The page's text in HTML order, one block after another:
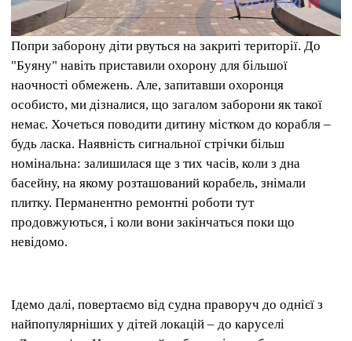
Попри заборону діти рвуться на закриті території. До
"Буяну" навіть приставили охорону для більшої
наочності обмежень. Але, запитавши охоронця
особисто, ми дізналися, що загалом заборони як такої
немає. Хочеться поводити дитину містком до корабля –
будь ласка. Наявність сигнальної стрічки більш
номінальна: залишилася ще з тих часів, коли з дна
басейну, на якому розташований корабель, знімали
плитку. Перманентно ремонтні роботи тут
продовжуються, і коли вони закінчаться поки що
невідомо.
Ідемо далі, повертаємо від судна праворуч до однієї з
найпопулярніших у дітей локацій – до каруселі